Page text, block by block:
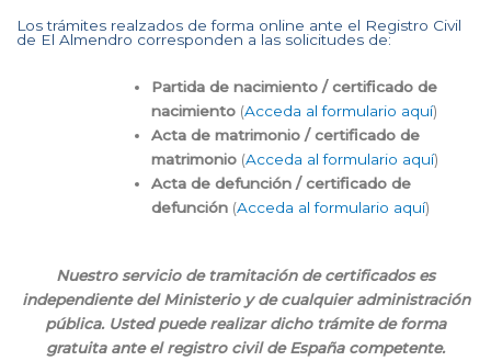
Los trámites realzados de forma online ante el Registro Civil
de El Almendro corresponden a las solicitudes de:
Partida de nacimiento / certificado de
nacimiento (Acceda al formulario aquí)
Acta de matrimonio / certificado de
matrimonio (Acceda al formulario aquí)
Acta de defunción / certificado de
defunción (Acceda al formulario aquí)
Nuestro servicio de tramitación de certificados es
independiente del Ministerio y de cualquier administración
pública. Usted puede realizar dicho trámite de forma
gratuita ante el registro civil de España competente.